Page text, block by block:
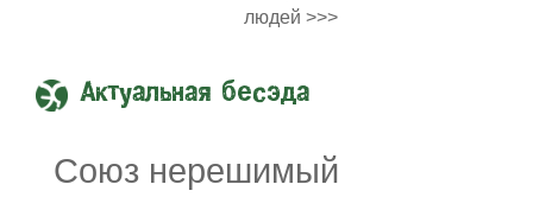
людей >>>
Актуальная бесэда
Союз нерешимый